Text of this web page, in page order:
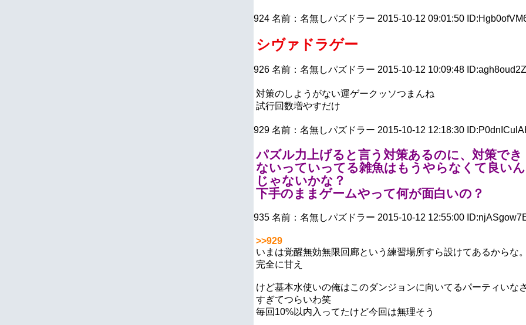
924 名前： 名無しパズドラー 2015-10-12 09:01:50
シヴァドラゲー
926 名前： 名無しパズドラー 2015-10-12 10:09:48
対策のしようがない運ゲークッソつまんね
試行回数増やすだけ
929 名前： 名無しパズドラー 2015-10-12 12:18:30
パズル力上げると言う対策あるのに、対策でき
ないっていってる雑魚はもうやらなくて良いん
じゃないかな？
下手のままゲームやって何が面白いの？
935 名前： 名無しパズドラー 2015-10-12 12:55:00
>>929
いまは覚醒無効無限回廊という練習場所すら設けてあるからな。
完全に甘え
けど基本水使いの俺はこのダンジョンに向いてるパーティいなさ
すぎてつらいわ笑
毎回10%以内入ってたけど今回は無理そう